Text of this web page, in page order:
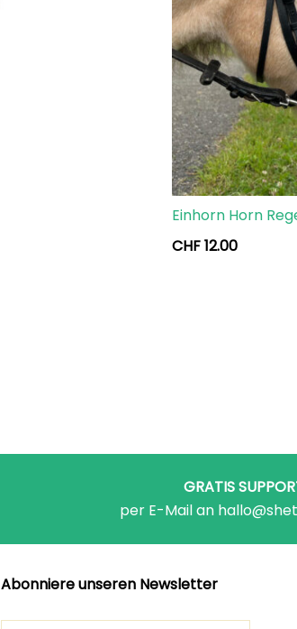
Einhorn Horn
CHF12.00
GRATIS
per E-Mail an
Abonniere unseren Newsletter